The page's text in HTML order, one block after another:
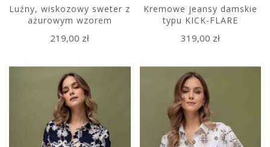
Luźny, wiskozowy sweter z
ażurowym wzorem
219,00 zł
Kremowe jeansy damskie
typu KICK-FLARE
319,00 zł